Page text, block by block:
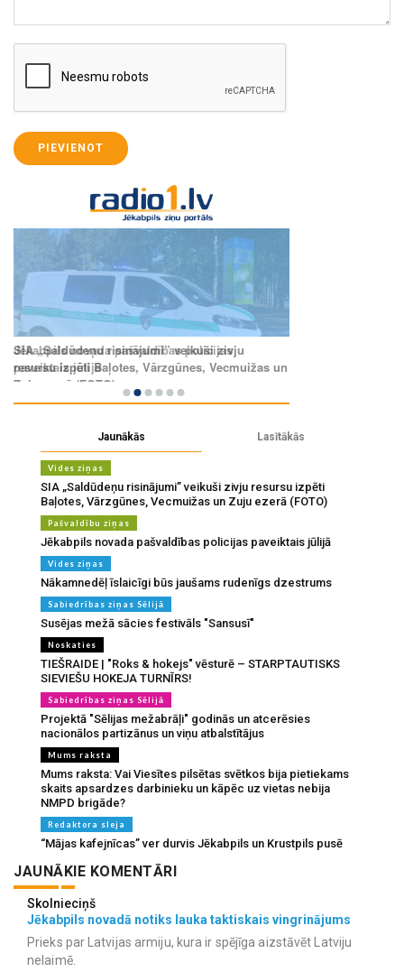
PIEVIENOT
Jaunākās Lasītākās
Vides ziņas
SIA „Saldūdeņu risinājumi” veikuši zivju resursu izpēti
Baļotes, Vārzgūnes, Vecmuižas un Zuju ezerā (FOTO)
Pašvaldību ziņas
Jēkabpils novada pašvaldības policijas paveiktais jūlijā
Vides ziņas
Nākamnedēļ īslaicīgi būs jaušams rudenīgs dzestrums
Sabiedrības ziņas Sēlijā
Susējas mežā sācies festivāls "Sansusī"
Noskaties
TIEŠRAIDE | "Roks & hokejs" vēsturē – STARPTAUTISKS
SIEVIEŠU HOKEJA TURNĪRS!
Sabiedrības ziņas Sēlijā
Projektā "Sēlijas mežabrāļi" godinās un atcerēsies
nacionālos partizānus un viņu atbalstītājus
Mums raksta
Mums raksta: Vai Viesītes pilsētas svētkos bija pietiekams
skaits apsardzes darbinieku un kāpēc uz vietas nebija
NMPD brigāde?
Redaktora sleja
“Mājas kafejnīcas” ver durvis Jēkabpils un Krustpils pusē
JAUNĀKIE KOMENTĀRI
Skolnieciņš
Jēkabpils novadā notiks lauka taktiskais vingrinājums
Prieks par Latvijas armiju, kura ir spējīga aizstāvēt Latviju
nelaimē.